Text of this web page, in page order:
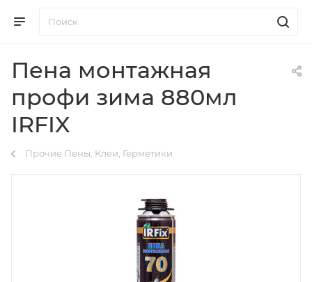
Пена монтажная
профи зима 880мл
IRFIX
Прочие Пены, Клеи, Герметики